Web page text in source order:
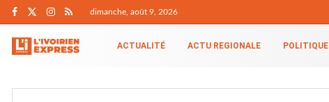
dimanche, août 9, 2026
ACTUALITÉ ACTU REGIONALE POLITIQUE